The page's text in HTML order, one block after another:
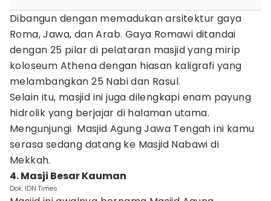
Dibangun dengan memadukan arsitektur gaya
Roma, Jawa, dan Arab. Gaya Romawi ditandai
dengan 25 pilar di pelataran masjid yang mirip
koloseum Athena dengan hiasan kaligrafi yang
melambangkan 25 Nabi dan Rasul.
Selain itu, masjid ini juga dilengkapi enam payung
hidrolik yang berjajar di halaman utama.
Mengunjungi Masjid Agung Jawa Tengah ini kamu
serasa sedang datang ke Masjid Nabawi di
Mekkah.
4. Masji Besar Kauman
Dok. IDN Times